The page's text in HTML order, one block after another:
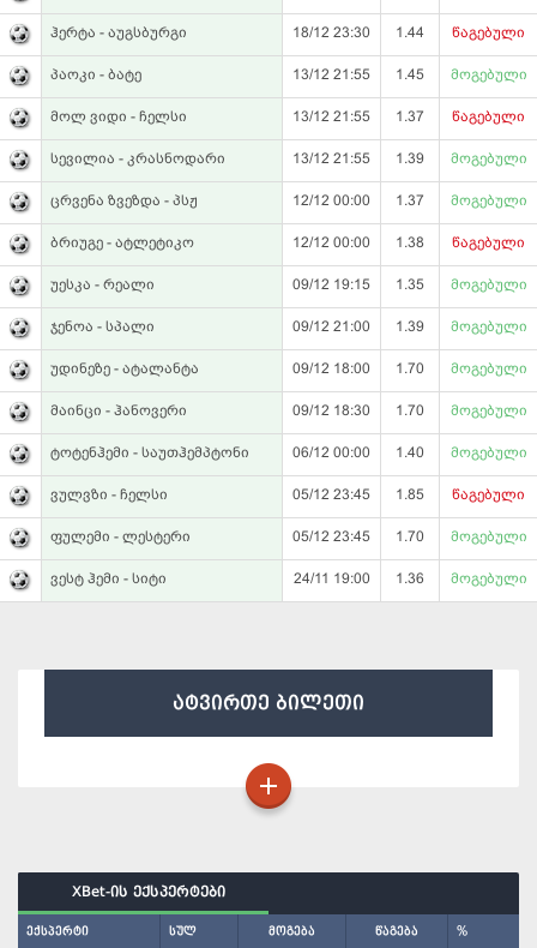
ჰერტა - აუგსბურგი 18/12 23:30 1.44 წაგებული
პაოკი - ბატე 13/12 21:55 1.45 მოგებული
მოლ ვიდი - ჩელსი 13/12 21:55 1.37 წაგებული
სევილია - კრასნოდარი 13/12 21:55 1.39 მოგებული
ცრვენა ზვეზდა - პსჟ 12/12 00:00 1.37 მოგებული
ბრიუგე - ატლეტიკო 12/12 00:00 1.38 წაგებული
უესკა - რეალი 09/12 19:15 1.35 მოგებული
ჯენოა - სპალი 09/12 21:00 1.39 მოგებული
უდინეზე - ატალანტა 09/12 18:00 1.70 მოგებული
მაინცი - ჰანოვერი 09/12 18:30 1.70 მოგებული
ტოტენჰემი - საუთჰემპტონი 06/12 00:00 1.40 მოგებული
ვულვზი - ჩელსი 05/12 23:45 1.85 წაგებული
ფულემი - ლესტერი 05/12 23:45 1.70 მოგებული
ვესტ ჰემი - სიტი 24/11 19:00 1.36 მოგებული
ატვირთე ბილეთი
XBet-ის ექსპერტები
ექსპერტი სულ მოგება წაგება %